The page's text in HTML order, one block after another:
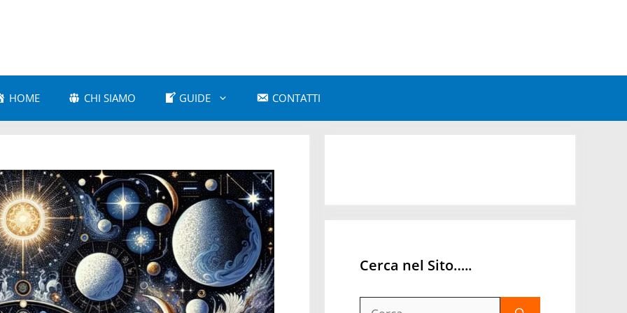
HOME CHI SIAMO GUIDE
Astrologia Moderna
Astrologia Vedica
CONTATTI
Cerca nel Sito…..